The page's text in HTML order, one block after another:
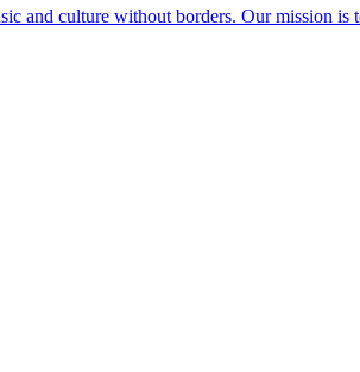
and culture without borders. Our mission is